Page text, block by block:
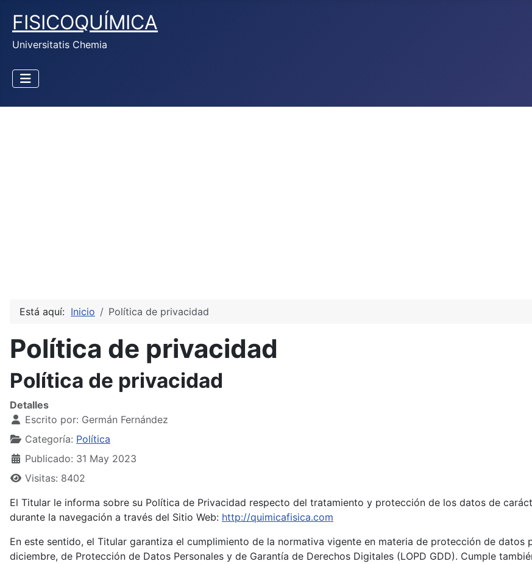
FISICOQUÍMICA
Universitatis Chemia
Está aquí: Inicio Política de privacidad
Política de privacidad
Política de privacidad
Detalles
Escrito por: Germán Fernández
Categoría: Política
Publicado: 31 May 2023
Visitas: 8402
El Titular le informa sobre su Política de Privacidad respecto del tratamiento y protección de los datos de
durante la navegación a través del Sitio Web: http://quimicafisica.com
En este sentido, el Titular garantiza el cumplimiento de la normativa vigente en materia de protección de datos
diciembre, de Protección de Datos Personales y de Garantía de Derechos Digitales (LOPD GDD). Cumple